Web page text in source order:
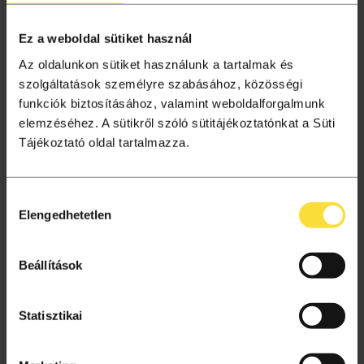
Ez a weboldal sütiket használ
Az oldalunkon sütiket használunk a tartalmak és
szolgáltatások személyre szabásához, közösségi
funkciók biztosításához, valamint weboldalforgalmunk
elemzéséhez. A sütikről szóló sütitájékoztatónkat a Süti
Tájékoztató oldal tartalmazza.
kiválasztása
Elengedhetetlen
Beállítások
Statisztikai
Bankkártya mentésének lehetősége a
kényelmes online vásárláshoz